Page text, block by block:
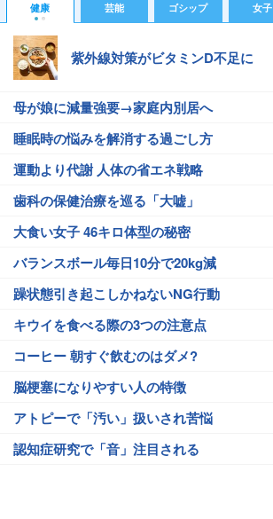
健康 芸能 ゴシップ 女子
紫外線対策がビタミンD不足に
母が娘に減量強要→家庭内別居へ
睡眠時の悩みを解消する過ごし方
運動より代謝 人体の省エネ戦略
歯科の保健治療を巡る「大嘘」
大食い女子 46キロ体型の秘密
バランスボール毎日10分で20kg減
躁状態引き起こしかねないNG行動
キウイを食べる際の3つの注意点
コーヒー 朝すぐ飲むのはダメ?
脳梗塞になりやすい人の特徴
アトピーで「汚い」扱いされ苦悩
認知症研究で「音」注目される